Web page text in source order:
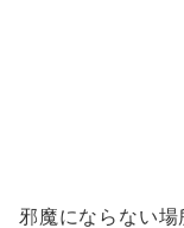
邪魔にならない場